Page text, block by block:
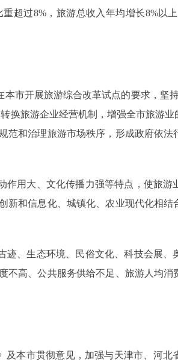
超过8%，旅游总收入年均增长8%以
开展旅游综合改革试点的要求，坚
换旅游企业经营机制，增强全市旅游
和治理旅游市场秩序，形成政府依法
用大、文化传播力强等特点，使旅游
和信息化、城镇化、农业现代化相结
、生态环境、民俗文化、科技会展、
高、公共服务供给不足、旅游人均
本市贯彻意见，加强与天津市、河北